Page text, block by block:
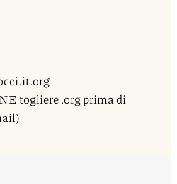
togliere .org prima di